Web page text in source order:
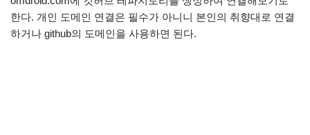
한다. 개인 도메인 연결은 필수가 아니니 본인의 취향대로 연결
하거나 github의 도메인을 사용하면 된다.